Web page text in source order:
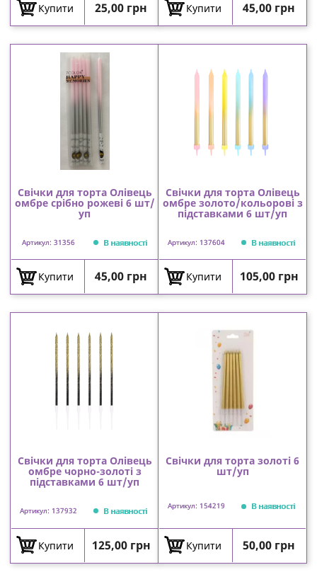
Купити Ціна
25,00 грн Купити Ціна
45,00 грн
Свічки для торта Олівець
омбре срібно рожеві 6 шт/
уп
Артикул: 31356 В наявності
Купити Ціна
45,00 грн
Свічки для торта Олівець
омбре золото/кольорові з
підставками 6 шт/уп
Артикул: 137604 В наявності
Купити Ціна
105,00 грн
Свічки для торта Олівець
омбре чорно-золоті з
підставками 6 шт/уп
Артикул: 137932 В наявності
Купити Ціна
125,00 грн
Свічки для торта золоті 6
шт/уп
Артикул: 154219 В наявності
Купити Ціна
50,00 грн